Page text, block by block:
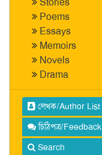
Poems
Essays
Memoirs
Novels
Drama
লেখক/Author List
চিঠিপত্র/Feedback
Search